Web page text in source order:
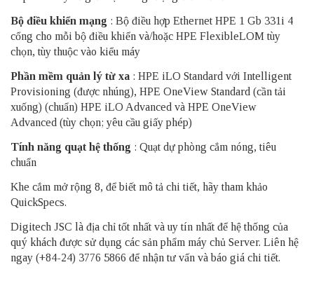
Bộ điều khiển mạng : Bộ điều hợp Ethernet HPE 1 Gb 331i 4
cổng cho mỗi bộ điều khiển và/hoặc HPE FlexibleLOM tùy
chọn, tùy thuộc vào kiểu máy
Phần mềm quản lý từ xa : HPE iLO Standard với Intelligent
Provisioning (được nhúng), HPE OneView Standard (cần tải
xuống) (chuẩn) HPE iLO Advanced và HPE OneView
Advanced (tùy chọn; yêu cầu giấy phép)
Tính năng quạt hệ thống : Quạt dự phòng cắm nóng, tiêu
chuẩn
Khe cắm mở rộng 8, để biết mô tả chi tiết, hãy tham khảo
QuickSpecs.
Digitech JSC là địa chỉ tốt nhất và uy tín nhất để hệ thống của
quý khách được sử dụng các sản phẩm máy chủ Server. Liên hệ
ngay (+84-24) 3776 5866 để nhận tư vấn và báo giá chi tiết.